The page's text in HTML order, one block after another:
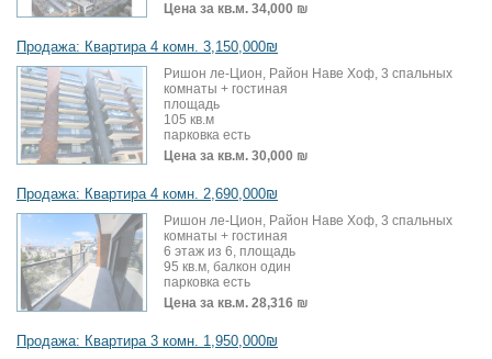
Цена за кв.м. 34,000 ₪
Продажа: Квартира 4 комн. 3,150,000₪
Ришон ле-Цион, Район Наве Хоф, 3 спальных
комнаты + гостиная
площадь
105 кв.м
парковка есть
Цена за кв.м. 30,000 ₪
Продажа: Квартира 4 комн. 2,690,000₪
Ришон ле-Цион, Район Наве Хоф, 3 спальных
комнаты + гостиная
6 этаж из 6, площадь
95 кв.м, балкон один
парковка есть
Цена за кв.м. 28,316 ₪
Продажа: Квартира 3 комн. 1,950,000₪